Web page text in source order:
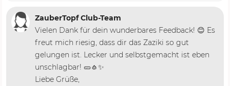
ZauberTopf Club-Team
Vielen Dank für dein wunderbares Feedback! 😊 Es
freut mich riesig, dass dir das Zaziki so gut
gelungen ist. Lecker und selbstgemacht ist eben
unschlagbar! 🥒🧄✨
Liebe Grüße,